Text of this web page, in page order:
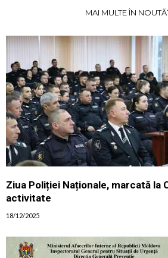
MAI MULTE ÎN
Ziua Poliției Naționale, marcată la
activitate
18/12/2025